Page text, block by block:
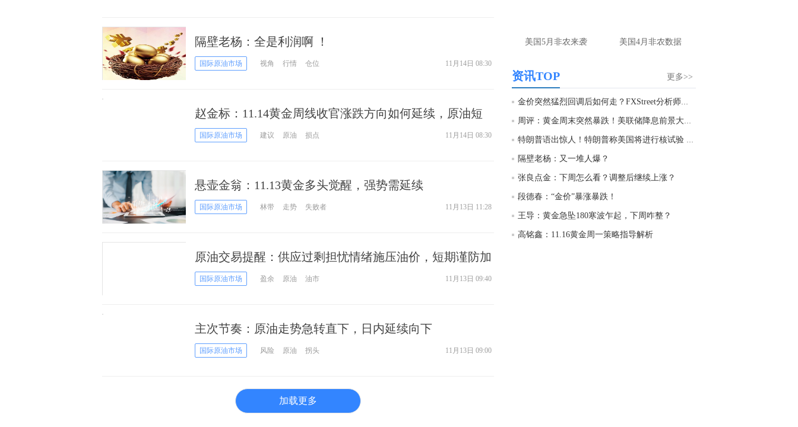
隔壁老杨：全是利润啊 ！
国际原油市场 视角 行情 仓位 11月14日 08:30
赵金标：11.14黄金周线收官涨跌方向如何延续，原油短
线交易策略
国际原油市场 建议 原油 损点 11月14日 08:30
悬壶金翁：11.13黄金多头觉醒，强势需延续
国际原油市场 林带 走势 失败者 11月13日 11:28
原油交易提醒：供应过剩担忧情绪施压油价，短期谨防加
速下行
国际原油市场 盈余 原油 油市 11月13日 09:40
主次节奏：原油走势急转直下，日内延续向下
国际原油市场 风险 原油 拐头 11月13日 09:00
加载更多
师财经号主页：http://mp.cnfol.com/user/58676
匿名网友-中金在线手机网：
老师好，金现在
怎样操作？
徐文婷：70附近高空，50附近低多，最新策
略和实时指导， 关注老师财经号主页：
匿名网友-中金在线手机网：
美国5月非农来袭 美国4月非农数据
更多>>
资讯TOP
金价突然猛烈回调后如何走？FXStreet分析师金价...
周评：黄金周末突然暴跌！美联储降息前景大变脸...
特朗普语出惊人！特朗普称美国将进行核试验 美...
隔壁老杨：又一堆人爆？
张良点金：下周怎么看？调整后继续上涨？
段德春：“金价”暴涨暴跌！
王导：黄金急坠180寒波乍起，下周咋整？
高铭鑫：11.16黄金周一策略指导解析